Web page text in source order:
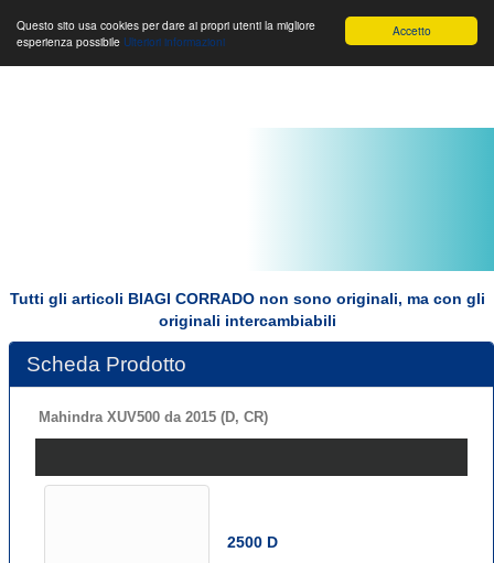
Accetto
Questo sito usa cookies per dare ai propri utenti la migliore
esperienza possibile Ulteriori informazioni
Toggle
navigation
Toggle
navigation
Toggle
Biagi Corrado s.r.l.
Tutti gli articoli BIAGI CORRADO non sono originali, ma con gli
originali intercambiabili
Scheda Prodotto
Mahindra XUV500 da 2015 (D, CR)
2500 D